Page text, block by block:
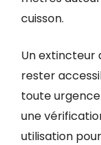
cuisson.
Un extincteur
rester
toute
une
utilisation